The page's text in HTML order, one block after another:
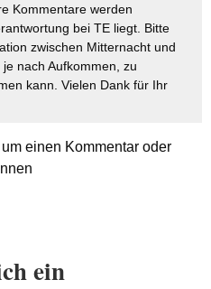
Kommentare werden
bei TE liegt. Bitte
zwischen Mitternacht und
nach Aufkommen, zu
kann. Vielen Dank für Ihr
einen Kommentar oder
ein